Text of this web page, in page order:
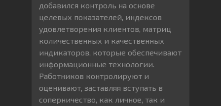
добавился контроль на основе
целевых показателей, индексов
удовлетворения клиентов, матриц
количественных и качественных
индикаторов, которые обеспечивают
информационные технологии.
Работников контролируют и
оценивают, заставляя вступать в
соперничество, как личное, так и